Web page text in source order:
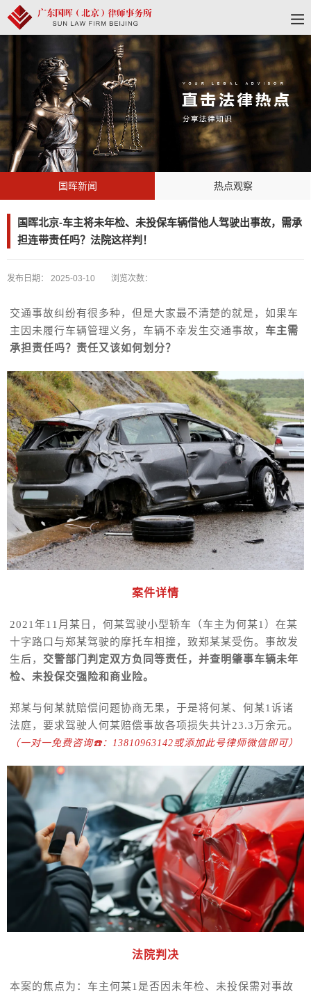
国晖新闻 热点观察
国晖北京-车主将未年检、未投保车辆借他人驾驶出事故，需承
担连带责任吗？法院这样判！
发布日期： 2025-03-10 浏览次数：
交通事故纠纷有很多种，但是大家最不清楚的就是，如果车
主因未履行车辆管理义务，车辆不幸发生交通事故， 车主需
承担责任吗？责任又该如何划分？
案件详情
2021年11月某日，何某驾驶小型轿车（车主为何某1）在某
十字路口与郑某驾驶的摩托车相撞，致郑某某受伤。事故发
生后， 交警部门判定双方负同等责任，并查明肇事车辆未年
检、未投保交强险和商业险。
郑某与何某就赔偿问题协商无果，于是将何某、何某1诉诸
法庭，要求驾驶人何某赔偿事故各项损失共计23.3万余元。
（一对一免费咨询☎️：13810963142或添加此号律师微信即可）
法院判决
本案的焦点为：车主何某1是否因未年检、未投保需对事故